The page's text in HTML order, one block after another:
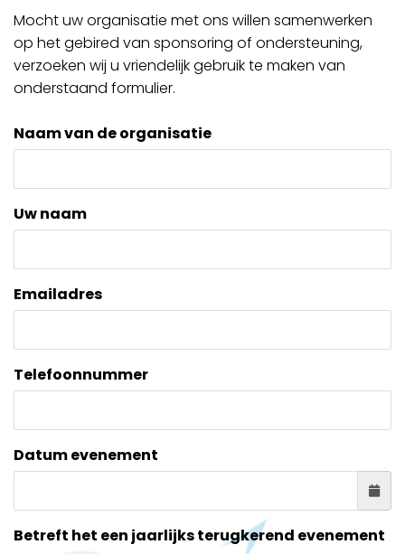
Mocht uw organisatie met ons willen samenwerken
op het gebired van sponsoring of ondersteuning,
verzoeken wij u vriendelijk gebruik te maken van
onderstaand formulier.
Naam van de organisatie
Uw naam
Emailadres
Telefoonnummer
Datum evenement
Betreft het een jaarlijks terugkerend evenement